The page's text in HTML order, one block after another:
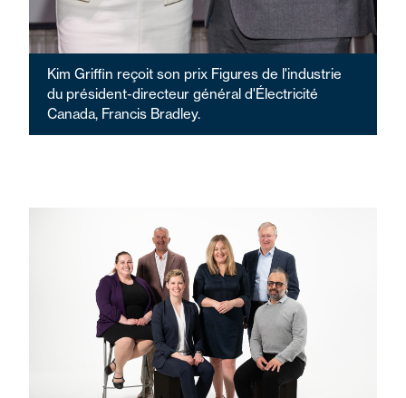
Kim Griffin reçoit son prix Figures de l'industrie
du président-directeur général d'Électricité
Canada, Francis Bradley.